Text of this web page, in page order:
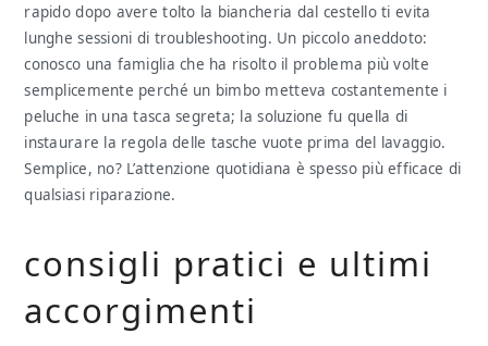
rapido dopo avere tolto la biancheria dal cestello ti evita
lunghe sessioni di troubleshooting. Un piccolo aneddoto:
conosco una famiglia che ha risolto il problema più volte
semplicemente perché un bimbo metteva costantemente i
peluche in una tasca segreta; la soluzione fu quella di
instaurare la regola delle tasche vuote prima del lavaggio.
Semplice, no? L’attenzione quotidiana è spesso più efficace di
qualsiasi riparazione.
consigli pratici e ultimi
accorgimenti